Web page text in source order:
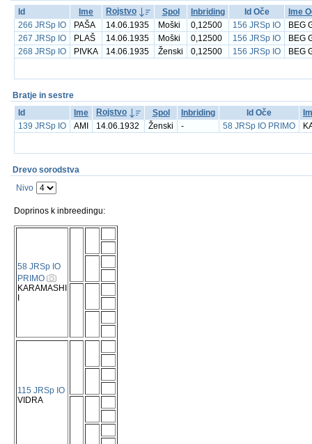
Id
Ime Rojstvo Spol Inbriding Id Oče
Ime
266 JRSp IO
PAŠA 14.06.1935 Moški 0,12500 156 JRSp IO
BEG
267 JRSp IO
PLAŠ 14.06.1935 Moški 0,12500 156 JRSp IO
BEG
268 JRSp IO
PIVKA 14.06.1935 Ženski 0,12500 156 JRSp IO BEG
Bratje in sestre
Id
Ime Rojstvo Spol Inbriding Id Oče
139 JRSp IO
AMI 14.06.1932 Ženski - 58 JRSp IO PRIMO
Drevo sorodstva
Nivo
Doprinos k inbreedingu:
58 JRSp IO
PRIMO
KARAMASHI
115 JRSp IO
VIDRA